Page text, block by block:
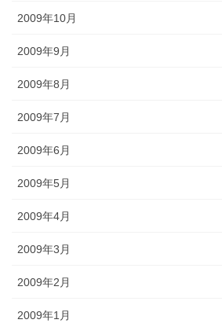
2009年10月
2009年9月
2009年8月
2009年7月
2009年6月
2009年5月
2009年4月
2009年3月
2009年2月
2009年1月